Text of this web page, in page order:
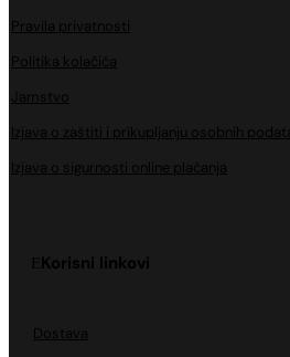
Pravila privatnosti
Politika kolačića
Jamstvo
Izjava o zaštiti i prikupljanju osobnih
Izjava o sigurnosti online plaćanja
Korisni linkovi
Dostava